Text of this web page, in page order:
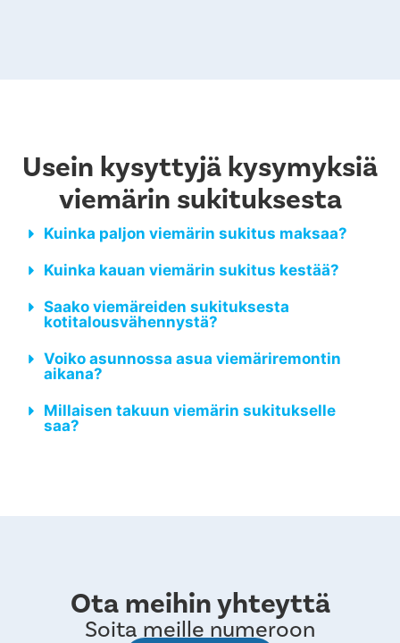
Usein kysyttyjä kysymyksiä
viemärin sukituksesta
Kuinka paljon viemärin sukitus maksaa?
Kuinka kauan viemärin sukitus kestää?
Saako viemäreiden sukituksesta
kotitalousvähennystä?
Voiko asunnossa asua viemäriremontin
aikana?
Millaisen takuun viemärin sukitukselle
saa?
Ota meihin yhteyttä
Soita meille numeroon